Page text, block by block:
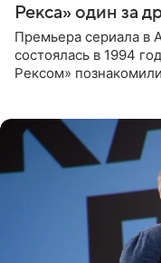
Рекса» один за
Премьера сериала в
состоялась в 1994
Рексом»